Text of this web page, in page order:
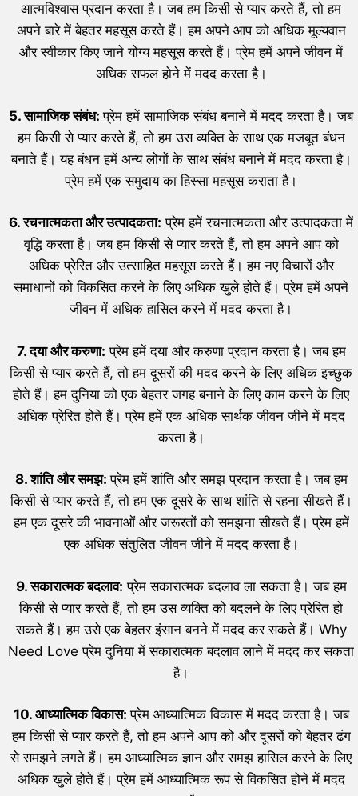
आत्मविश्वास प्रदान करता है। जब हम किसी से प्यार करते हैं, तो हम
अपने बारे में बेहतर महसूस करते हैं। हम अपने आप को अधिक मूल्यवान
और स्वीकार किए जाने योग्य महसूस करते हैं। प्रेम हमें अपने जीवन में
अधिक सफल होने में मदद करता है।
5. सामाजिक संबंध:प्रेम हमें सामाजिक संबंध बनाने में मदद करता है। जब
हम किसी से प्यार करते हैं, तो हम उस व्यक्ति के साथ एक मजबूत बंधन
बनाते हैं। यह बंधन हमें अन्य लोगों के साथ संबंध बनाने में मदद करता है।
प्रेम हमें एक समुदाय का हिस्सा महसूस कराता है।
6. रचनात्मकता और उत्पादकता: प्रेम हमें रचनात्मकता और उत्पादकता में
वृद्धि करता है। जब हम किसी से प्यार करते हैं, तो हम अपने आप को
अधिक प्रेरित और उत्साहित महसूस करते हैं। हम नए विचारों और
समाधानों को विकसित करने के लिए अधिक खुले होते हैं। प्रेम हमें अपने
जीवन में अधिक हासिल करने में मदद करता है।
7. दया और करुणा: प्रेम हमें दया और करुणा प्रदान करता है। जब हम
किसी से प्यार करते हैं, तो हम दूसरों की मदद करने के लिए अधिक इच्छुक
होते हैं। हम दुनिया को एक बेहतर जगह बनाने के लिए काम करने के लिए
अधिक प्रेरित होते हैं। प्रेम हमें एक अधिक सार्थक जीवन जीने में मदद
करता है।
8. शांति और समझ:प्रेम हमें शांति और समझ प्रदान करता है। जब हम
किसी से प्यार करते हैं, तो हम एक दूसरे के साथ शांति से रहना सीखते हैं।
हम एक दूसरे की भावनाओं और जरूरतों को समझना सीखते हैं। प्रेम हमें
एक अधिक संतुलित जीवन जीने में मदद करता है।
9. सकारात्मक बदलाव: प्रेम सकारात्मक बदलाव ला सकता है। जब हम
किसी से प्यार करते हैं, तो हम उस व्यक्ति को बदलने के लिए प्रेरित हो
सकते हैं। हम उसे एक बेहतर इंसान बनने में मदद कर सकते हैं। Why
Need Love प्रेम दुनिया में सकारात्मक बदलाव लाने में मदद कर सकता
है।
10. आध्यात्मिक विकास:प्रेम आध्यात्मिक विकास में मदद करता है। जब
हम किसी से प्यार करते हैं, तो हम अपने आप को और दूसरों को बेहतर ढंग
से समझने लगते हैं। हम आध्यात्मिक ज्ञान और समझ हासिल करने के लिए
अधिक खुले होते हैं। प्रेम हमें आध्यात्मिक रूप से विकसित होने में मदद